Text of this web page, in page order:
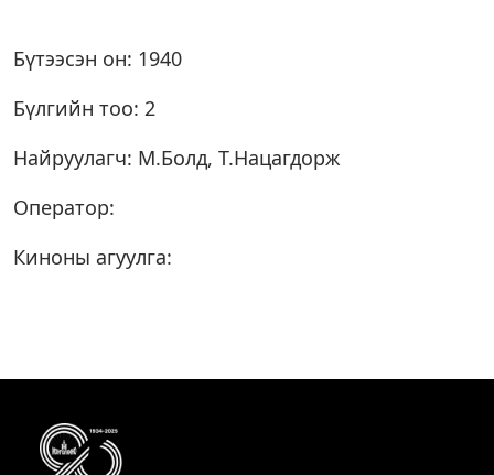
Бүтээсэн он: 1940
Бүлгийн тоо: 2
Найруулагч: М.Болд, Т.Нацагдорж
Оператор:
Киноны агуулга: